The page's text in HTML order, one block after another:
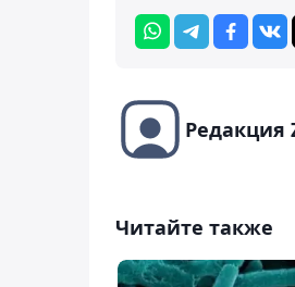
Редакция
Читайте также